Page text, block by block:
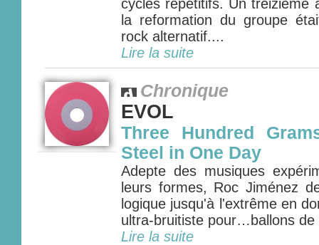
cycles répétitifs. Un treizième
la reformation du groupe
rock alternatif....
Lire la suite
Chronique
EVOL
Three Hundred
Steel in One Day
Adepte des musiques
leurs formes, Roc Jiménez
logique jusqu'à l'extrême en
ultra-bruitiste pour…ballons de
Lire la suite